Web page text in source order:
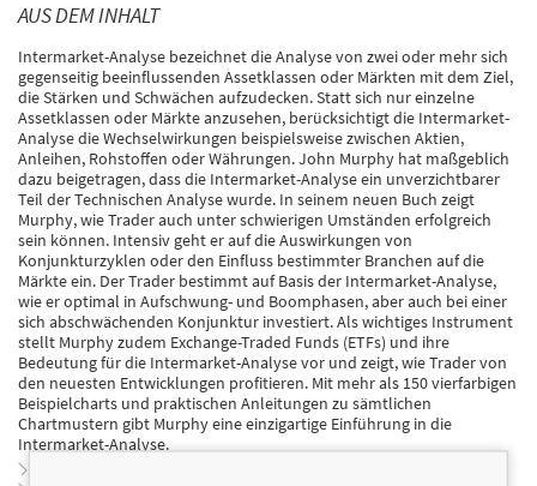
AUS DEM INHALT
Intermarket-Analyse bezeichnet die Analyse von zwei oder mehr sich
gegenseitig beeinflussenden Assetklassen oder Märkten mit dem Ziel,
die Stärken und Schwächen aufzudecken. Statt sich nur einzelne
Assetklassen oder Märkte anzusehen, berücksichtigt die Intermarket-
Analyse die Wechselwirkungen beispielsweise zwischen Aktien,
Anleihen, Rohstoffen oder Währungen. John Murphy hat maßgeblich
dazu beigetragen, dass die Intermarket-Analyse ein unverzichtbarer
Teil der Technischen Analyse wurde. In seinem neuen Buch zeigt
Murphy, wie Trader auch unter schwierigen Umständen erfolgreich
sein können. Intensiv geht er auf die Auswirkungen von
Konjunkturzyklen oder den Einfluss bestimmter Branchen auf die
Märkte ein. Der Trader bestimmt auf Basis der Intermarket-Analyse,
wie er optimal in Aufschwung- und Boomphasen, aber auch bei einer
sich abschwächenden Konjunktur investiert. Als wichtiges Instrument
stellt Murphy zudem Exchange-Traded Funds (ETFs) und ihre
Bedeutung für die Intermarket-Analyse vor und zeigt, wie Trader von
den neuesten Entwicklungen profitieren. Mit mehr als 150 vierfarbigen
Beispielcharts und praktischen Anleitungen zu sämtlichen
Chartmustern gibt Murphy eine einzigartige Einführung in die
Intermarket-Analyse.